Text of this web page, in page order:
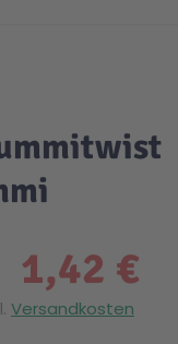
1,42 €
Versandkosten